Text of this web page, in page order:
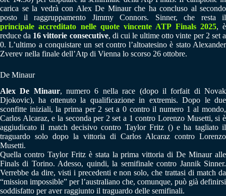
carica se la vedrà con Alex De Minaur che ha concluso al secondo
posto il raggruppamento Jimmy Connors. Sinner, che resta il
principale accreditato nelle quote vincente ATP Finals 2025, è
reduce da 16 vittorie consecutive, di cui le ultime otto vinte per 2 set a
0. L’ultimo a conquistare un set contro l’altoatesino è stato Alexander
Zverev nella finale dell’Atp di Vienna lo scorso 26 ottobre.
De Minaur
Alex De Minaur, numero 6 nella race (dopo il forfait di Novak
Djokovic), ha ottenuto la qualificazione in extremis. Dopo le due
sconfitte iniziali, la prima per 2 set a 0 contro il numero 1 al mondo,
Carlos Alcaraz, e la seconda per 2 set a 1 contro Lorenzo Musetti, si è
aggiudicato il match decisivo contro Taylor Fritz () e ha tagliato il
traguardo solo dopo la vittoria di Carlos Alcaraz contro Lorenzo
Musetti.
Quella contro Taylor Fritz è stata la prima vittoria di De Minaur alle
Finals di Torino. Adesso, quindi, la semifinale contro Jannik Sinner.
Verrebbe da dire, visti i precedenti e non solo, che trattasi di match da
“mission impossible” per l’australiano che, comunque, può già definirsi
soddisfatto per aver raggiunto il traguardo delle semifinali.